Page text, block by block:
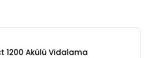
1200 Akülü Vidalama